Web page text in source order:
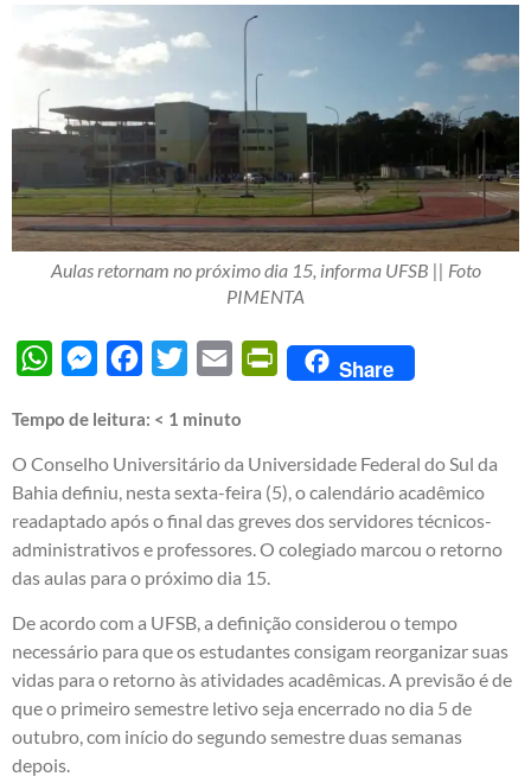
Aulas retornam no próximo dia 15, informa UFSB || Foto
PIMENTA
WhatsAppMessengerFacebook
Twitter Email PrintFriendly
Share
Tempo de leitura: < 1 minuto
O Conselho Universitário da Universidade Federal do Sul da
Bahia definiu, nesta sexta-feira (5), o calendário acadêmico
readaptado após o final das greves dos servidores técnicos-
administrativos e professores. O colegiado marcou o retorno
das aulas para o próximo dia 15.
De acordo com a UFSB, a definição considerou o tempo
necessário para que os estudantes consigam reorganizar suas
vidas para o retorno às atividades acadêmicas. A previsão é de
que o primeiro semestre letivo seja encerrado no dia 5 de
outubro, com início do segundo semestre duas semanas
depois.